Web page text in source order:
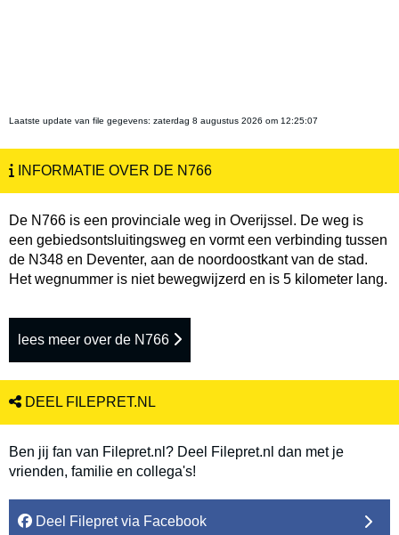
Laatste update van file gegevens: zaterdag 8 augustus 2026 om 12:25:07
INFORMATIE OVER DE N766
De N766 is een provinciale weg in Overijssel. De weg is
een gebiedsontsluitingsweg en vormt een verbinding tussen
de N348 en Deventer, aan de noordoostkant van de stad.
Het wegnummer is niet bewegwijzerd en is 5 kilometer lang.
lees meer over de N766
DEEL FILEPRET.NL
Ben jij fan van Filepret.nl? Deel Filepret.nl dan met je
vrienden, familie en collega's!
Deel Filepret via Facebook